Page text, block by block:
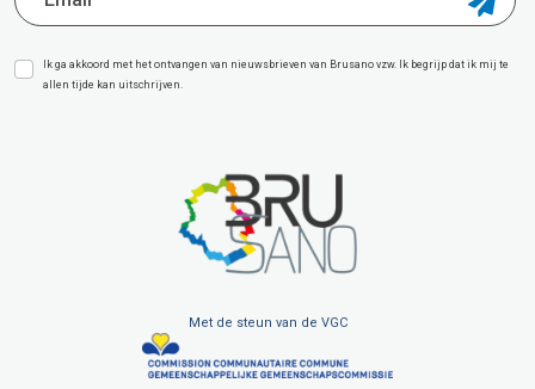
Ik ga akkoord met het ontvangen van nieuwsbrieven van Brusano vzw. Ik begrijp dat ik mij te
allen tijde kan uitschrijven.
Met de steun van de VGC